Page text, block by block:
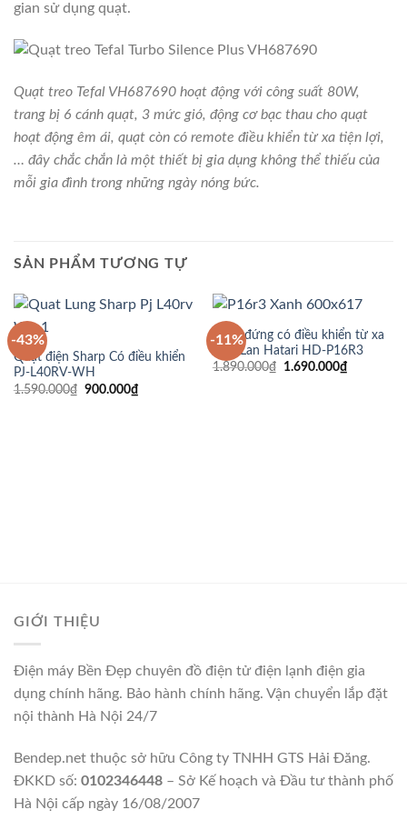
gian sử dụng quạt.
Quạt treo Tefal VH687690 hoạt động với công suất 80W,
trang bị 6 cánh quạt, 3 mức gió, động cơ bạc thau cho quạt
hoạt động êm ái, quạt còn có remote điều khiển từ xa tiện lợi,
… đây chắc chắn là một thiết bị gia dụng không thể thiếu của
mỗi gia đình trong những ngày nóng bức.
SẢN PHẨM TƯƠNG TỰ
-43%
Quạt điện Sharp Có điều khiển
PJ-L40RV-WH
1.590.000₫ Giá
900.000₫Giá
hiện
-11%
Quạt đứng có điều khiển từ xa
Thái Lan Hatari HD-P16R3
1.890.000₫
Giá
1.690.000₫Giá
GIỚI THIỆU
Điện máy Bền Đẹp chuyên đồ điện tử điện lạnh điện gia
dụng chính hãng. Bảo hành chính hãng. Vận chuyển lắp đặt
nội thành Hà Nội 24/7
Bendep.net thuộc sở hữu Công ty TNHH GTS Hải Đăng.
ĐKKD số: 0102346448 – Sở Kế hoạch và Đầu tư thành phố
Hà Nội cấp ngày 16/08/2007